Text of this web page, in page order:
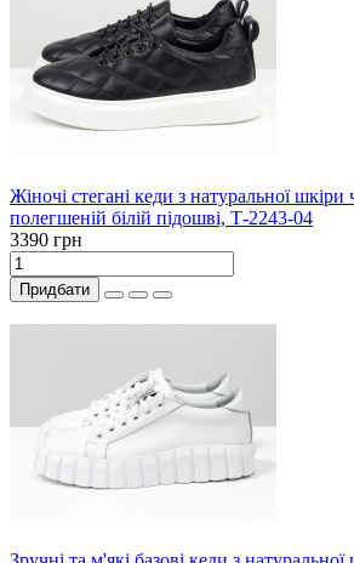
Жіночі стегані кеди з натуральної
полегшеній білій підошві, Т-2243-04
3390 грн
Придбати